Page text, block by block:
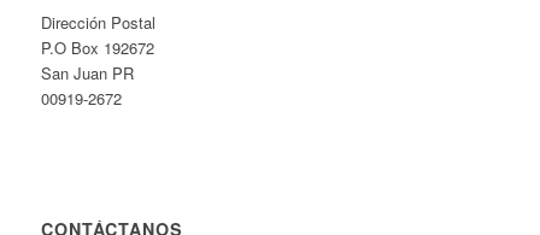
Dirección Postal
P.O Box 192672
San Juan PR
00919-2672
CONTÁCTANOS